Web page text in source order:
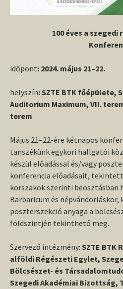
100 éves a szegedi
időpont: 2024. május 21–22.
helyszín: SZTE BTK főépülete,
Auditorium Maximum, VII.
terem
Május 21–22-ére kétnapos
tanszékünk egykori hallgatói
készül előadással és/vagy
konferencia előadásait,
korszakok szerinti beosztásban
Barbaricum és
poszterszekció anyaga a
földszintjén tekinthető meg.
Szervező intézmény: SZTE BTK
alföldi Régészeti Egylet,
Bölcsészet- és
Szegedi Akadémiai Bizottság,